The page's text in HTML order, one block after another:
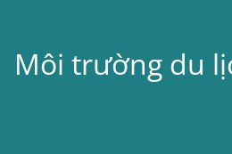
Môi trường du